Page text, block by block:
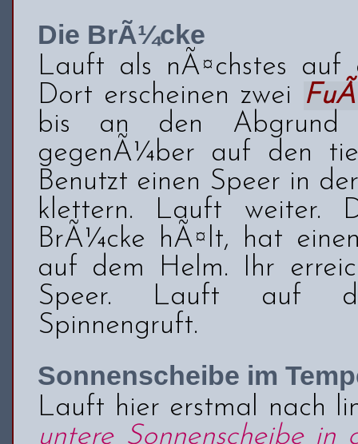
Die BrÃ¼cke
Lauft als nÃ¤chstes auf
Dort erscheinen zwei
bis an den Abgrund
gegenÃ¼ber auf den
Benutzt einen Speer in
klettern. Lauft weiter.
BrÃ¼cke hÃ¤lt, hat
auf dem Helm. Ihr
Speer. Lauft auf
Spinnengruft.
Sonnenscheibe im
Lauft hier erstmal nach
untere Sonnenscheibe